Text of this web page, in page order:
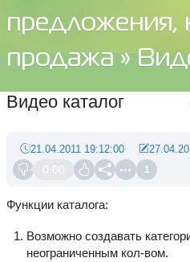
предложения,
продажа »
Видео каталог
0.00 1
21.04.2011 19:12:00
Функции каталога:
Возможно создавать
неограниченным кол-вом.